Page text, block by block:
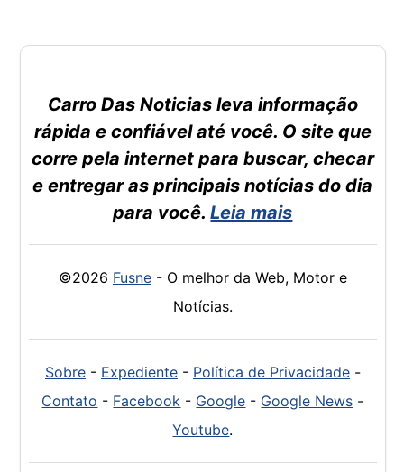
Carro Das Noticias leva informação
rápida e confiável até você. O site que
corre pela internet para buscar, checar
e entregar as principais notícias do dia
para você.Leia mais
©2026 Fusne- O melhor da Web, Motor e
Notícias.
Sobre- Expediente- Política de Privacidade-
Contato - Facebook - Google - Google News -
Youtube.